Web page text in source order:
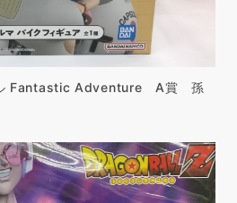
ル Fantastic Adventure A賞 孫